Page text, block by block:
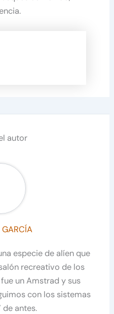
autor
especie de alíen que
recreativo de los
un Amstrad y sus
con los sistemas
de antes.